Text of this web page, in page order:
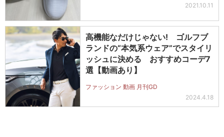
2021.10.11
高機能なだけじゃない! ゴルフブ
ランドの“本気系ウェア”でスタイリ
ッシュに決める おすすめコーデ7
選【動画あり】
ファッション 動画 月刊GD
2024.4.18